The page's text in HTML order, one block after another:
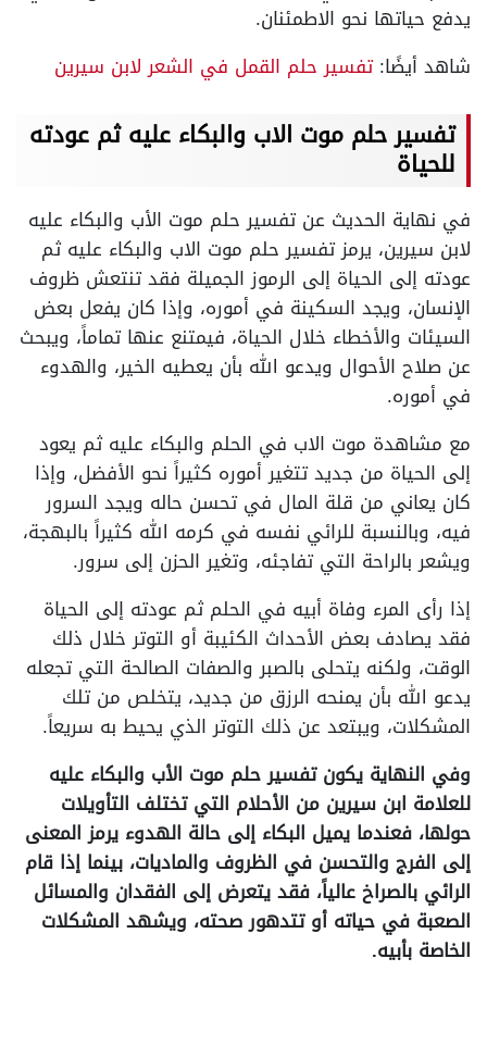
يدفع حياتها نحو الاطمئنان.
شاهد أيضًا:تفسير حلم القمل في الشعر لابن سيرين
تفسير حلم موت الاب والبكاء عليه ثم عودته
للحياة
في نهاية الحديث عن تفسير حلم موت الأب والبكاء عليه
لابن سيرين، يرمز تفسير حلم موت الاب والبكاء عليه ثم
عودته إلى الحياة إلى الرموز الجميلة فقد تنتعش ظروف
الإنسان، ويجد السكينة في أموره، وإذا كان يفعل بعض
السيئات والأخطاء خلال الحياة، فيمتنع عنها تماماً، ويبحث
عن صلاح الأحوال ويدعو الله بأن يعطيه الخير، والهدوء
في أموره.
مع مشاهدة موت الاب في الحلم والبكاء عليه ثم يعود
إلى الحياة من جديد تتغير أموره كثيراً نحو الأفضل، وإذا
كان يعاني من قلة المال في تحسن حاله ويجد السرور
فيه، وبالنسبة للرائي نفسه في كرمه الله كثيراً بالبهجة،
ويشعر بالراحة التي تفاجئه، وتغير الحزن إلى سرور.
إذا رأى المرء وفاة أبيه في الحلم ثم عودته إلى الحياة
فقد يصادف بعض الأحداث الكئيبة أو التوتر خلال ذلك
الوقت، ولكنه يتحلى بالصبر والصفات الصالحة التي تجعله
يدعو الله بأن يمنحه الرزق من جديد، يتخلص من تلك
المشكلات، ويبتعد عن ذلك التوتر الذي يحيط به سريعاً.
وفي النهاية يكون تفسير حلم موت الأب والبكاء عليه
للعلامة ابن سيرين من الأحلام التي تختلف التأويلات
حولها، فعندما يميل البكاء إلى حالة الهدوء يرمز المعنى
إلى الفرج والتحسن في الظروف والماديات، بينما إذا قام
الرائي بالصراخ عالياً، فقد يتعرض إلى الفقدان والمسائل
الصعبة في حياته أو تتدهور صحته، ويشهد المشكلات
الخاصة بأبيه.